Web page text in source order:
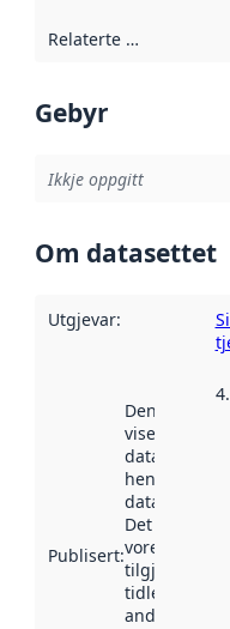
Relaterte ressursar
Gebyr
Ikkje oppgitt
Om datasettet
Utgjevar:
Publisert:
Denne datoen
viser når
datasettet vart
henta inn av
data.norge.no.
Det kan ha
vore
tilgjengeleg
tidlegare
andre stader.